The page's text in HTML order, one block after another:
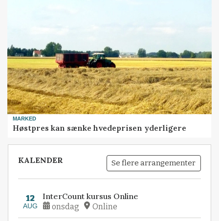
MARKED
Høstpres kan sænke hvedeprisen yderligere
KALENDER Se flere arrangementer
12
AUG
InterCount kursus Online
onsdag Online